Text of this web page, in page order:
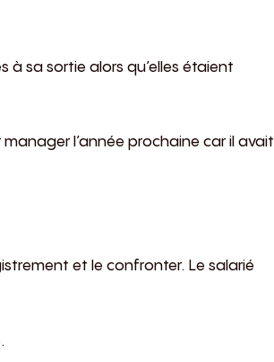
à sa sortie alors qu’elles étaient
l’année prochaine car il avait
et le confronter. Le salarié